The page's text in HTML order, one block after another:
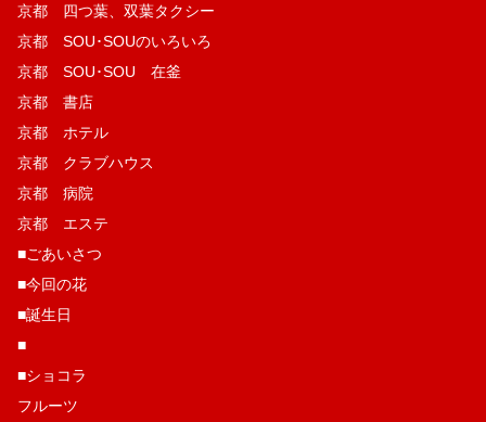
京都 四つ葉、双葉タクシー
京都 SOU･SOUのいろいろ
京都 SOU･SOU 在釜
京都 書店
京都 ホテル
京都 クラブハウス
京都 病院
京都 エステ
■ごあいさつ
■今回の花
■誕生日
■
■ショコラ
フルーツ